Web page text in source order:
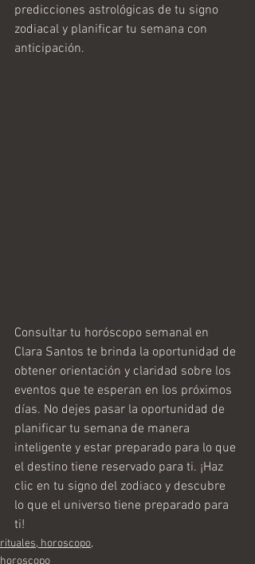
predicciones astrológicas de tu signo
zodiacal y planificar tu semana con
anticipación.
Consultar tu horóscopo semanal en
Clara Santos te brinda la oportunidad de
obtener orientación y claridad sobre los
eventos que te esperan en los próximos
días. No dejes pasar la oportunidad de
planificar tu semana de manera
inteligente y estar preparado para lo que
el destino tiene reservado para ti. ¡Haz
clic en tu signo del zodiaco y descubre
lo que el universo tiene preparado para
ti!
rituales, horoscopo,
horoscopo